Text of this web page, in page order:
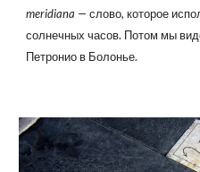
meridiana — слово, которое
солнечных часов. Потом мы
Петронио в Болонье.